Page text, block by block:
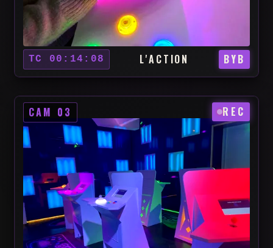
TC 00:14:08 L'ACTION BYB
CAM 03 REC